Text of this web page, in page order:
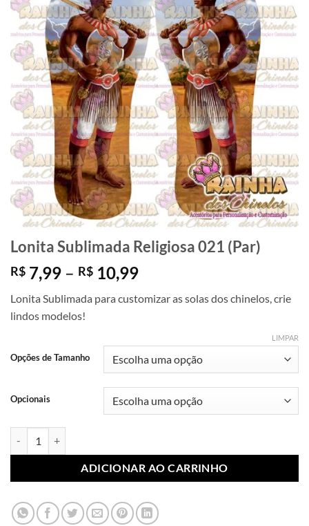
Lonita Sublimada Religiosa 021 (Par)
R$ 7,99 – R$ 10,99Faixa
preço:
R$ 10,99
Lonita Sublimada para customizar as solas dos chinelos, crie
lindos modelos!
Opções de Tamanho
Opcionais
LIMPAR
ADICIONAR AO CARRINHO